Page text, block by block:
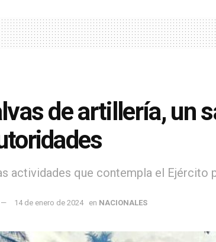
de artillería, un
actividades que contempla el Ejército
14 de enero de 2024 en NACIONALES